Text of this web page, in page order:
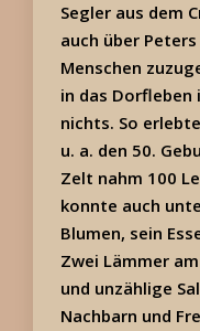
Segler aus dem
auch über
Menschen
in das
nichts. So
u. a. den 50.
Zelt nahm 100
konnte auch
Blumen, sein
Zwei Lämmer
und unzählige
Nachbarn und